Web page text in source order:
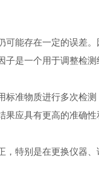
存在一定的误差。
是一个用于调整检
物质进行多次检测
应具有更高的准确性
别是在更换仪器、